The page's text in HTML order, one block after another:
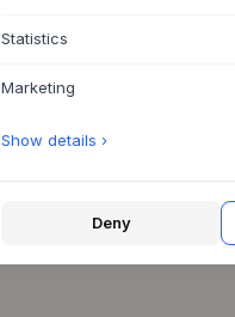
Statistics
Marketing
Show details ›
Deny